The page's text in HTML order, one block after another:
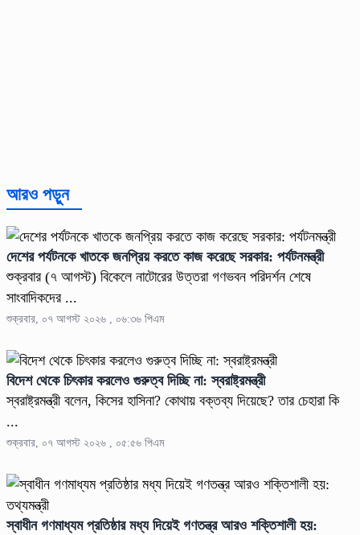
আরও পড়ুন
দেশের পর্যটনকে খাতকে জনপ্রিয় করতে কাজ করেছে সরকার: পর্যটনমন্ত্রী
শুক্রবার (৭ আগস্ট) বিকেলে নাটোরের উত্তরা গণভবন পরিদর্শন শেষে
সাংবাদিকদের ...
শুক্রবার, ০৭ আগস্ট ২০২৬ , ০৬:৩৬ পিএম
বিদেশ থেকে চিৎকার করলেও গুরুত্ব দিচ্ছি না: স্বরাষ্ট্রমন্ত্রী
স্বরাষ্ট্রমন্ত্রী বলেন, কিসের হাসিনা? কোথায় বক্তব্য দিয়েছে? তার চেহারা কি
...
শুক্রবার, ০৭ আগস্ট ২০২৬ , ০৫:৫৬ পিএম
স্বাধীন গণমাধ্যম প্রতিষ্ঠার মধ্য দিয়েই গণতন্ত্র আরও শক্তিশালী হয়: